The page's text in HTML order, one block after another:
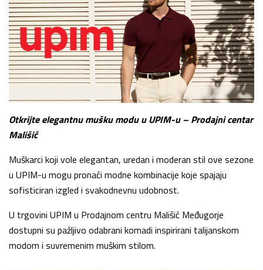
Otkrijte elegantnu mušku modu u UPIM-u – Prodajni centar
Mališić
Muškarci koji vole elegantan, uredan i moderan stil ove sezone
u UPIM-u mogu pronaći modne kombinacije koje spajaju
sofisticiran izgled i svakodnevnu udobnost.
U trgovini UPIM u Prodajnom centru Mališić Međugorje
dostupni su pažljivo odabrani komadi inspirirani talijanskom
modom i suvremenim muškim stilom.